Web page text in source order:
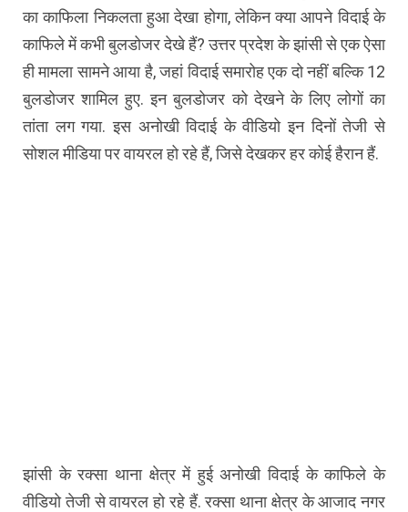
का काफिला निकलता हुआ देखा होगा, लेकिन क्या आपने विदाई के
काफिले में कभी बुलडोजर देखे हैं? उत्तर प्रदेश के झांसी से एक ऐसा
ही मामला सामने आया है, जहां विदाई समारोह एक दो नहीं बल्कि 12
बुलडोजर शामिल हुए. इन बुलडोजर को देखने के लिए लोगों का
तांता लग गया. इस अनोखी विदाई के वीडियो इन दिनों तेजी से
सोशल मीडिया पर वायरल हो रहे हैं, जिसे देखकर हर कोई हैरान हैं.
झांसी के रक्सा थाना क्षेत्र में हुई अनोखी विदाई के काफिले के
वीडियो तेजी से वायरल हो रहे हैं. रक्सा थाना क्षेत्र के आजाद नगर